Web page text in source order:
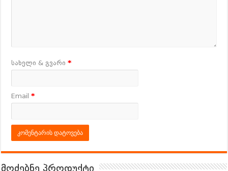
სახელი & გვარი*
Email*
მოძებნე პროდუქტი